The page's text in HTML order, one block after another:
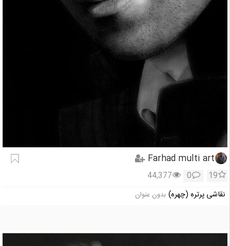
Farhad multi art
19
0
44,377
نقاشی پرتره (چهره) بدون عنوان